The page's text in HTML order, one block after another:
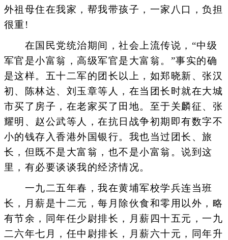
外祖母住在我家，帮我带孩子，一家八口，负担
很重!
在国民党统治期间，社会上流传说，“中级
军官是小富翁，高级军官是大富翁。”事实的确
是这样。五十二军的团长以上，如郑晓新、张汉
初、陈林达、刘玉章等人，在当团长时就在大城
市买了房子，在老家买了田地。至于关麟征、张
耀明、赵公武等人，在抗日战争初期即有数字不
小的钱存入香港外国银行。我也当过团长、旅
长，但既不是大富翁，也不是小富翁。说到这
里，有必要谈谈我的经济情况。
一九二五年春，我在黄埔军校学兵连当班
长，月薪是十二元，每月除伙食和零用以外，略
有节余，同年任少尉排长，月薪四十五元，一九
二六年七月，任中尉排长，月薪六十元，同年升